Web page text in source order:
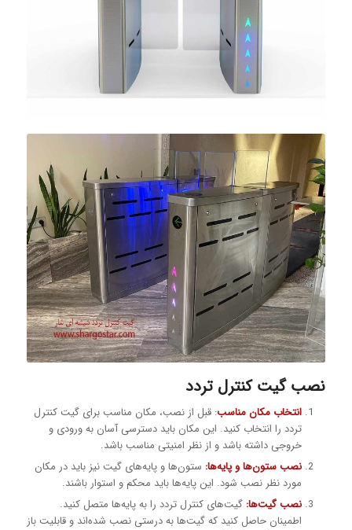
نصب گیت کنترل تردد
انتخاب مکان مناسب: قبل از نصب، مکان مناسب برای گیت کنترل
تردد را انتخاب کنید. این مکان باید دسترسی آسان به ورودی و
خروجی داشته باشد و از نظر امنیتی مناسب باشد.
نصب ستون‌ها و پایه‌ها: ستون‌ها و پایه‌های گیت نیز باید در مکان
مورد نظر نصب شود. این پایه‌ها باید محکم و استوار باشند.
نصب گیت‌ها: گیت‌های کنترل تردد را به پایه‌ها متصل کنید.
اطمینان حاصل کنید که گیت‌ها به درستی نصب شده‌اند و قابلیت باز